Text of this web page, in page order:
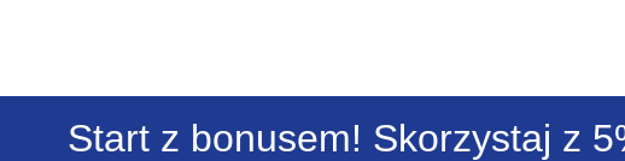
Start z bonusem! Skorzystaj z